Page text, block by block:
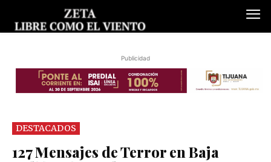
Publicidad
DESTACADOS
127 Mensajes de Terror en Baja